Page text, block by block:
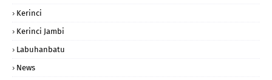
Kerinci
Kerinci Jambi
Labuhanbatu
News